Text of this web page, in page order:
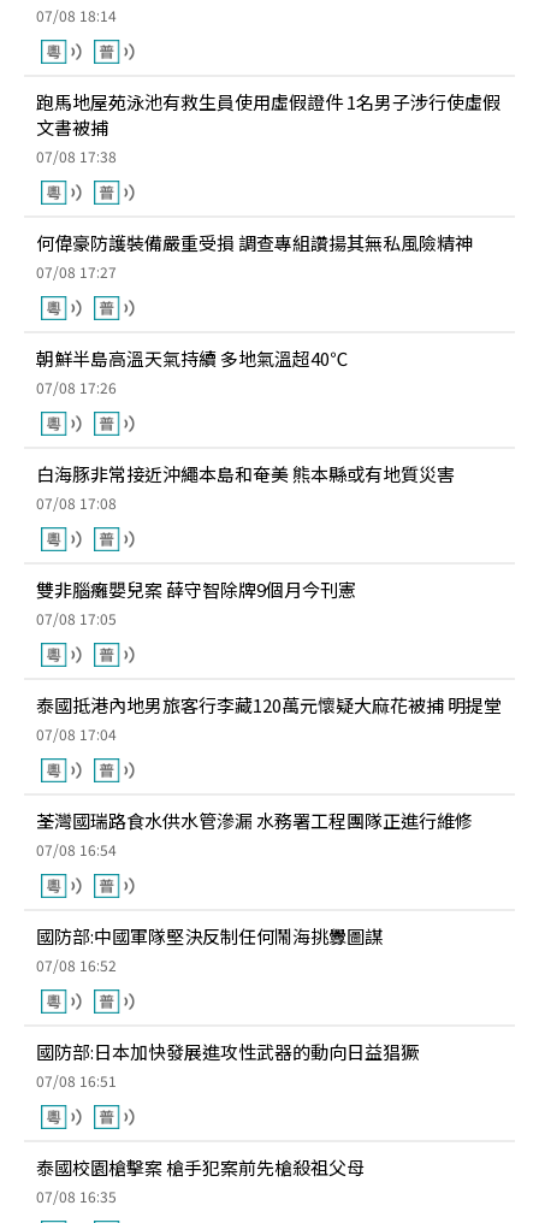
07/08 18:14
跑馬地屋苑泳池有救生員使用虛假證件 1名男子涉行使虛假
文書被捕
07/08 17:38
何偉豪防護裝備嚴重受損 調查專組讚揚其無私風險精神
07/08 17:27
朝鮮半島高溫天氣持續 多地氣溫超40℃
07/08 17:26
白海豚非常接近沖繩本島和奄美 熊本縣或有地質災害
07/08 17:08
雙非腦癱嬰兒案 薛守智除牌9個月今刊憲
07/08 17:05
泰國抵港內地男旅客行李藏120萬元懷疑大麻花被捕 明提堂
07/08 17:04
荃灣國瑞路食水供水管滲漏 水務署工程團隊正進行維修
07/08 16:54
國防部:中國軍隊堅決反制任何鬧海挑釁圖謀
07/08 16:52
國防部:日本加快發展進攻性武器的動向日益猖獗
07/08 16:51
泰國校園槍擊案 槍手犯案前先槍殺祖父母
07/08 16:35